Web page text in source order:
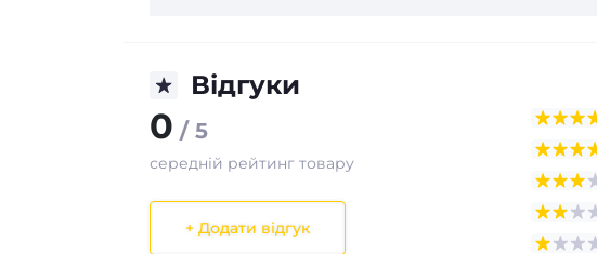
Відгуки
0 / 5
середній рейтинг товару
+ Додати відгук